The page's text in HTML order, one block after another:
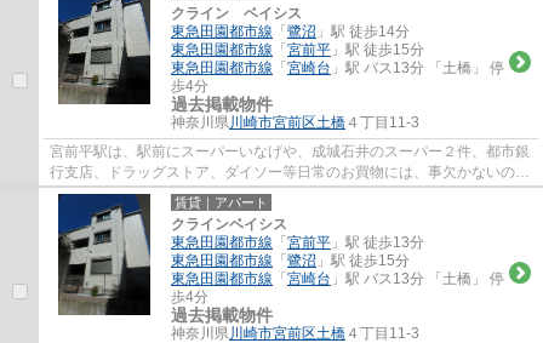
クライン ベイシス
東急田園都市線 「 鷺沼 」駅 徒歩14分
東急田園都市線 「 宮前平 」駅 徒歩15分
東急田園都市線 「 宮崎台 」駅 バス13分 「土橋」 停
歩4分
過去掲載物件
神奈川県川崎市宮前区土橋 ４丁目11-3
宮前平駅は、駅前にスーパーいなげや、成城石井のスーパー２件、都市銀
行支店、ドラッグストア、ダイソー等日常のお買物には、事欠かないの
と、駅北側には、宮前区役所、宮前図書館、...
賃貸｜アパート
クラインベイシス
東急田園都市線 「 宮前平 」駅 徒歩13分
東急田園都市線 「 鷺沼 」駅 徒歩15分
東急田園都市線 「 宮崎台 」駅 バス13分 「土橋」 停
歩4分
過去掲載物件
神奈川県川崎市宮前区土橋 ４丁目11-3